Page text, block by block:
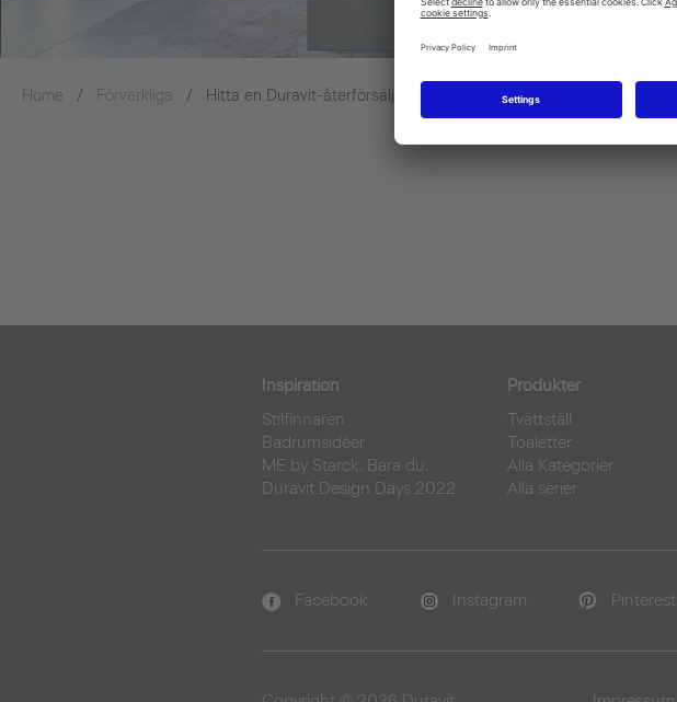
Home Förverkliga Hitta en Duravit-återförsäljare
Inspiration
Stilfinnaren
Badrumsidéer
ME by Starck. Bara du.
Duravit Design Days 2022
Produkter
Tvättställ
Toaletter
Alla Kategorier
Alla serier
Facebook Instagram Pinterest